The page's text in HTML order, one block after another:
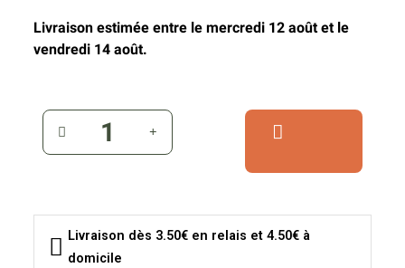
Livraison estimée entre le mercredi 12 août et le
vendredi 14 août.
Livraison dès 3.50€ en relais et 4.50€ à
domicile